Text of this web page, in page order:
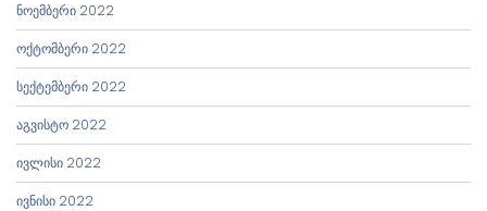
ნოემბერი 2022
ოქტომბერი 2022
სექტემბერი 2022
აგვისტო 2022
ივლისი 2022
ივნისი 2022